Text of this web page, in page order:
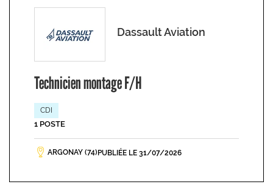
Dassault Aviation
Technicien montage F/H
CDI
1 POSTE
ARGONAY (74) PUBLIÉE LE 31/07/2026